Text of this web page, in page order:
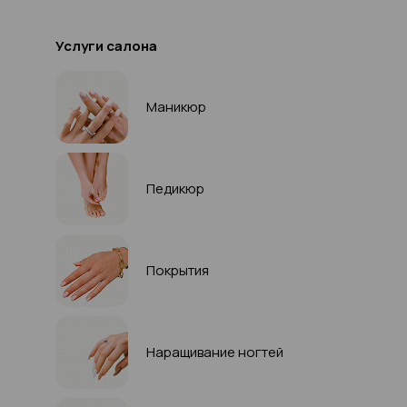
Услуги салона
Маникюр
Педикюр
Покрытия
Наращивание ногтей